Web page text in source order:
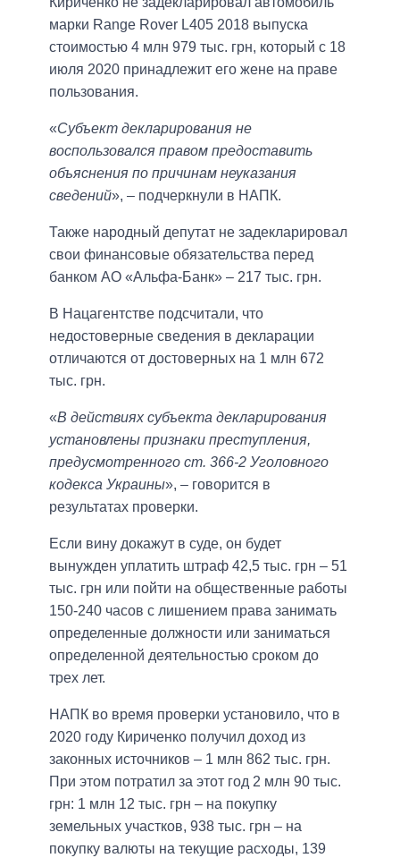
марки Range Rover L405 2018 выпуска
стоимостью 4 млн 979 тыс. грн, который с 18
июля 2020 принадлежит его жене на праве
пользования.
«Субъект декларирования не
воспользовался правом предоставить
объяснения по причинам неуказания
сведений», ‒ подчеркнули в НАПК.
Также народный депутат не задекларировал
свои финансовые обязательства перед
банком АО «Альфа-Банк» ‒ 217 тыс. грн.
В Нацагентстве подсчитали, что
недостоверные сведения в декларации
отличаются от достоверных на 1 млн 672
тыс. грн.
«В действиях субъекта декларирования
установлены признаки преступления,
предусмотренного ст. 366-2 Уголовного
кодекса Украины», ‒ говорится в
результатах проверки.
Если вину докажут в суде, он будет
вынужден уплатить штраф 42,5 тыс. грн ‒ 51
тыс. грн или пойти на общественные работы
150-240 часов с лишением права занимать
определенные должности или заниматься
определенной деятельностью сроком до
трех лет.
НАПК во время проверки установило, что в
2020 году Кириченко получил доход из
законных источников ‒ 1 млн 862 тыс. грн.
При этом потратил за этот год 2 млн 90 тыс.
грн: 1 млн 12 тыс. грн – на покупку
земельных участков, 938 тыс. грн – на
покупку валюты на текущие расходы, 139